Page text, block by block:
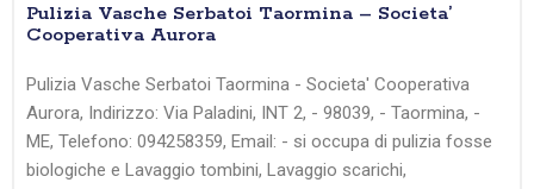
Pulizia Vasche Serbatoi Taormina – Societa’
Cooperativa Aurora
Pulizia Vasche Serbatoi Taormina - Societa' Cooperativa
Aurora, Indirizzo: Via Paladini, INT 2, - 98039, - Taormina, -
ME, Telefono: 094258359, Email: - si occupa di pulizia fosse
biologiche e Lavaggio tombini, Lavaggio scarichi,